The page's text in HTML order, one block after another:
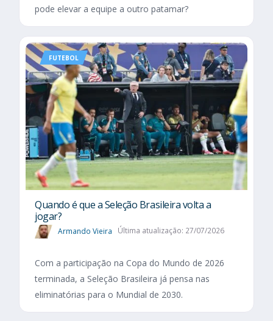
pode elevar a equipe a outro patamar?
FUTEBOL
Quando é que a Seleção Brasileira volta a
jogar?
Armando Vieira Última atualização: 27/07/2026
Com a participação na Copa do Mundo de 2026
terminada, a Seleção Brasileira já pensa nas
eliminatórias para o Mundial de 2030.